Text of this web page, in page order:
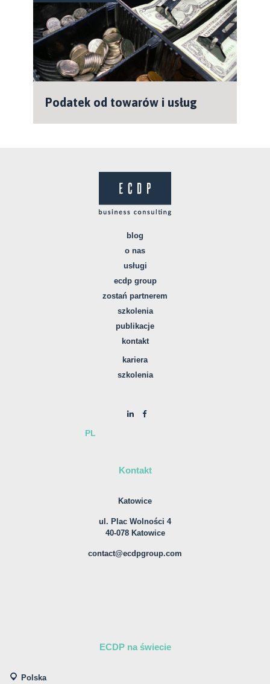
Podatek od towarów i usług
blog
o nas
usługi
ecdp group
zostań partnerem
szkolenia
publikacje
kontakt
kariera
szkolenia
PL
Kontakt
Katowice
ul. Plac Wolności 4
40-078 Katowice
contact@ecdpgroup.com
ECDP na świecie
Polska